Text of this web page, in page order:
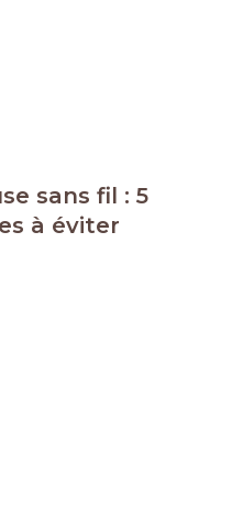
sans fil : 5
à éviter